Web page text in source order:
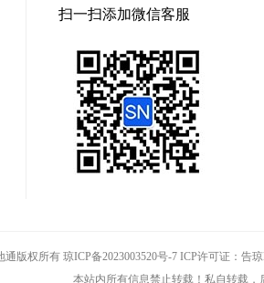
扫一扫添加微信客服
通版权所有 琼ICP备2023003520号-7 ICP许可证：告
本站内所有信息禁止转载！私自转载，